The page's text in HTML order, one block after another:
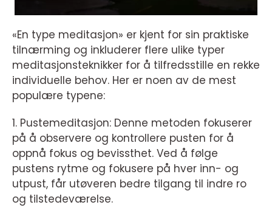
«En type meditasjon» er kjent for sin praktiske
tilnærming og inkluderer flere ulike typer
meditasjonsteknikker for å tilfredsstille en rekke
individuelle behov. Her er noen av de mest
populære typene:
1. Pustemeditasjon: Denne metoden fokuserer
på å observere og kontrollere pusten for å
oppnå fokus og bevissthet. Ved å følge
pustens rytme og fokusere på hver inn- og
utpust, får utøveren bedre tilgang til indre ro
og tilstedeværelse.